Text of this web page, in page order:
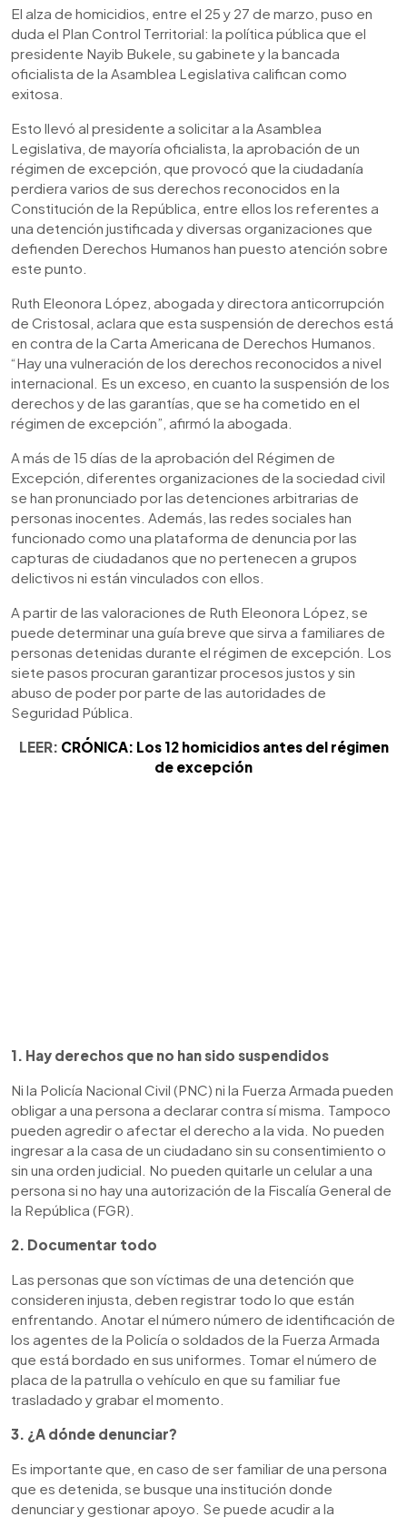
Escuchar artículo
El alza de homicidios, entre el 25 y 27 de marzo, puso en
duda el Plan Control Territorial: la política pública que el
presidente Nayib Bukele, su gabinete y la bancada
oficialista de la Asamblea Legislativa califican como
exitosa.
Esto llevó al presidente a solicitar a la Asamblea
Legislativa, de mayoría oficialista, la aprobación de un
régimen de excepción, que provocó que la ciudadanía
perdiera varios de sus derechos reconocidos en la
Constitución de la República, entre ellos los referentes a
una detención justificada y diversas organizaciones que
defienden Derechos Humanos han puesto atención sobre
este punto.
Ruth Eleonora López, abogada y directora anticorrupción
de Cristosal, aclara que esta suspensión de derechos está
en contra de la Carta Americana de Derechos Humanos.
“Hay una vulneración de los derechos reconocidos a nivel
internacional. Es un exceso, en cuanto la suspensión de los
derechos y de las garantías, que se ha cometido en el
régimen de excepción”, afirmó la abogada.
A más de 15 días de la aprobación del Régimen de
Excepción, diferentes organizaciones de la sociedad civil
se han pronunciado por las detenciones arbitrarias de
personas inocentes. Además, las redes sociales han
funcionado como una plataforma de denuncia por las
capturas de ciudadanos que no pertenecen a grupos
delictivos ni están vinculados con ellos.
A partir de las valoraciones de Ruth Eleonora López, se
puede determinar una guía breve que sirva a familiares de
personas detenidas durante el régimen de excepción. Los
siete pasos procuran garantizar procesos justos y sin
abuso de poder por parte de las autoridades de
Seguridad Pública.
LEER: CRÓNICA: Los 12 homicidios antes del régimen
de excepción
1. Hay derechos que no han sido suspendidos
Ni la Policía Nacional Civil (PNC) ni la Fuerza Armada pueden
obligar a una persona a declarar contra sí misma. Tampoco
pueden agredir o afectar el derecho a la vida. No pueden
ingresar a la casa de un ciudadano sin su consentimiento o
sin una orden judicial. No pueden quitarle un celular a una
persona si no hay una autorización de la Fiscalía General de
la República (FGR).
2. Documentar todo
Las personas que son víctimas de una detención que
consideren injusta, deben registrar todo lo que están
enfrentando. Anotar el número número de identificación de
los agentes de la Policía o soldados de la Fuerza Armada
que está bordado en sus uniformes. Tomar el número de
placa de la patrulla o vehículo en que su familiar fue
trasladado y grabar el momento.
3. ¿A dónde denunciar?
Es importante que, en caso de ser familiar de una persona
que es detenida, se busque una institución donde
denunciar y gestionar apoyo. Se puede acudir a la